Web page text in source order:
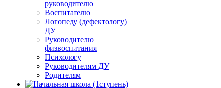
руководителю
Воспитателю
Логопеду (дефектологу)
ДУ
Руководителю
физвоспитания
Психологу
Руководителям ДУ
Родителям